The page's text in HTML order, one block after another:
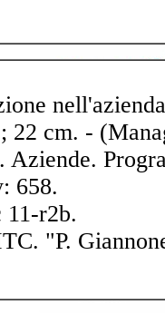
22 cm. -
658.
r2b.
"P.